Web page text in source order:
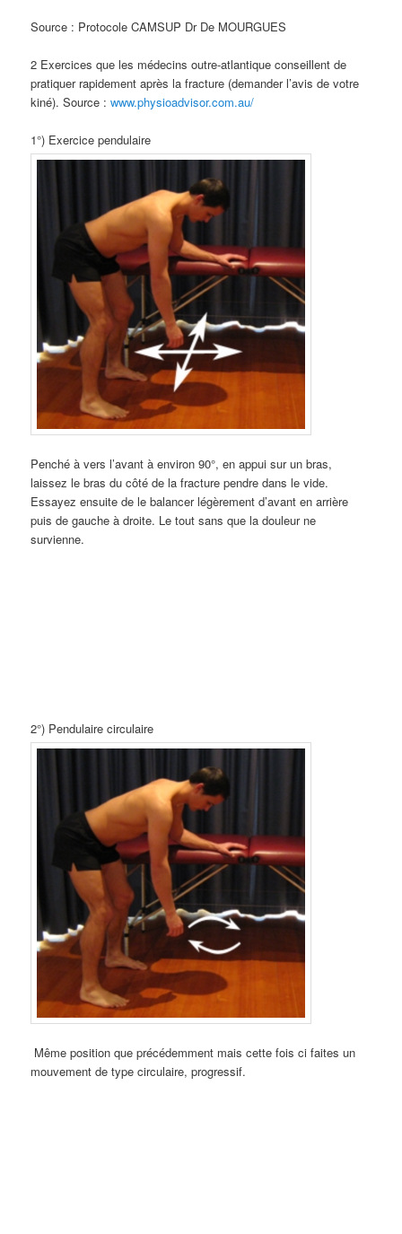
Source : Protocole CAMSUP Dr De MOURGUES
2 Exercices que les médecins outre-atlantique conseillent de
pratiquer rapidement après la fracture (demander l’avis de votre
kiné). Source :www.physioadvisor.com.au/
1°) Exercice pendulaire
Penché à vers l’avant à environ 90°, en appui sur un bras,
laissez le bras du côté de la fracture pendre dans le vide.
Essayez ensuite de le balancer légèrement d’avant en arrière
puis de gauche à droite. Le tout sans que la douleur ne
survienne.
2°) Pendulaire circulaire
Même position que précédemment mais cette fois ci faites un
mouvement de type circulaire, progressif.